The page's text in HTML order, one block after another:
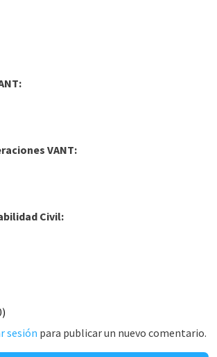
VANT:
Civil:
sesión para publicar un nuevo comentario.